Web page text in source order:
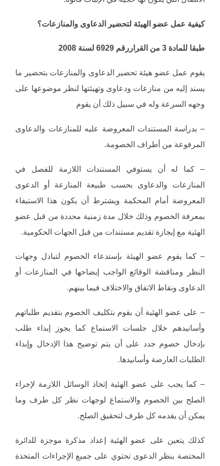
كيفية عمل عضو الهيئة لتحضير الدعاوى والمنازعات؟
طبقا للمادة 3 من القراررقم 6929 لسنة 2008
يقوم عمل عضو هيئة تحضير الدعاوى والمنازعات بتحضير ما
يسند إليه من منازعات ودعاوى وتهيئتها لنظر موضوعها على
وجهه السرعة وله في سبيل ذلك أن يقوم
– بدراسة المستندات المعروضة عليه للمنازعات والدعاوى
المرفوعة من أطراف الخصومة.
– كما له أن يستوفي المستندات اللازمة للفصل في
المنازعات والدعاوى بحسب طبيعة المنازعة أو الدعوى
المعروضة أمام المحكمة ويشترط أن يكون هذا الاستيفاء
بمعرفة الخصوم وذلك خلال مدة زمنية محددة من قبل عضو
الهئية مع إيجازة تقديم مستندات من قبل الجهات الحكومية.
– كما يقوم عضو الهيئة بإستدعاء الخصوم لتبادل وجهات
النظر ومناقشة الوقائع الواجب إيضاحها في المنازعات أو
الدعاوى ونقاط الاتفاق والاختلاف فيما بينهم.
– على عضو الهئية أن يقوم بتكليف الخصوم بتقديم طلباتهم
وأسانيدهم خلال جلسات الاستماع كما يجوز إبداء طلب
بإدخال خصوم جدد على أن يتم توضيح هذا الإدخال وإبداء
الطلبات العارضة وأسانيدها.
– كما يجب على عضو الهئية إتخاذ الوسائل اللازمة لإجراء
الصلح بين الخصوم والاستماع لوجهات نظر كل طرف وما
يمكن أن يقدمه كل طرف لتحقيق الصلح.
كذلك يتعين على عضو الهئية إعداد مذكرة موجزة للدائرة
المختصة بنظر الدعوى تحتوي على جميع الإجراءات المتخذة